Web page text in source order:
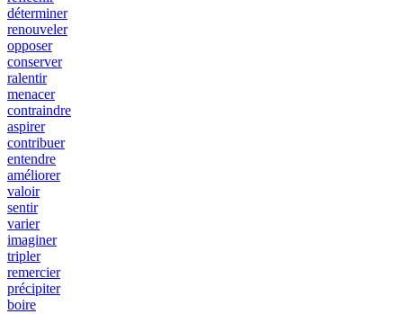
déterminer
renouveler
opposer
conserver
ralentir
menacer
contraindre
aspirer
contribuer
entendre
améliorer
valoir
sentir
varier
imaginer
tripler
remercier
précipiter
boire